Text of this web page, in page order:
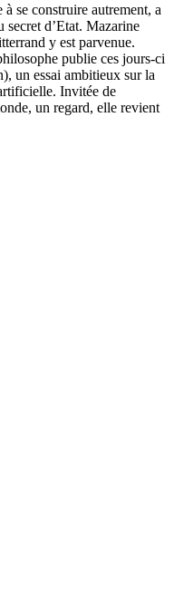
se construire autrement, a
d’Etat. Mazarine
y est parvenue.
publie ces jours-ci
un essai ambitieux sur la
Invitée de
un regard, elle revient